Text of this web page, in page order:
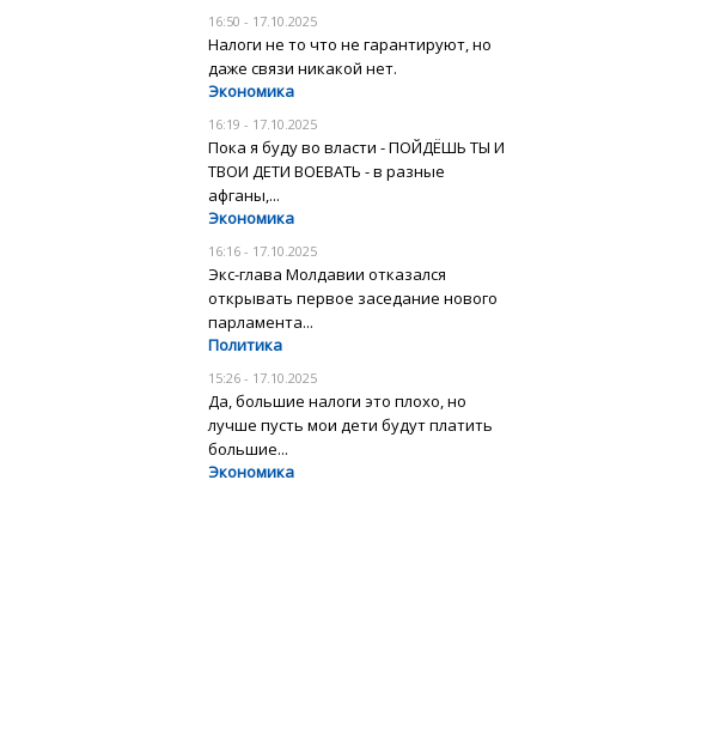
16:50 - 17.10.2025
Налоги не то что не гарантируют, но
даже связи никакой нет.
Экономика
16:19 - 17.10.2025
Пока я буду во власти - ПОЙДЁШЬ ТЫ И
ТВОИ ДЕТИ ВОЕВАТЬ - в разные
афганы,...
Экономика
16:16 - 17.10.2025
Экс-глава Молдавии отказался
открывать первое заседание нового
парламента...
Политика
15:26 - 17.10.2025
Да, большие налоги это плохо, но
лучше пусть мои дети будут платить
большие...
Экономика